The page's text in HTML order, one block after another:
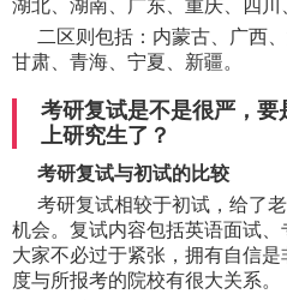
湖北、湖南、广东、重庆、四川
二区则包括：内蒙古、广西
甘肃、青海、宁夏、新疆。
考研复试是不是很严，
上研究生了？
考研复试与初试的比较
考研复试相较于初试，给了
机会。复试内容包括英语面试、
大家不必过于紧张，拥有自信
度与所报考的院校有很大关系。